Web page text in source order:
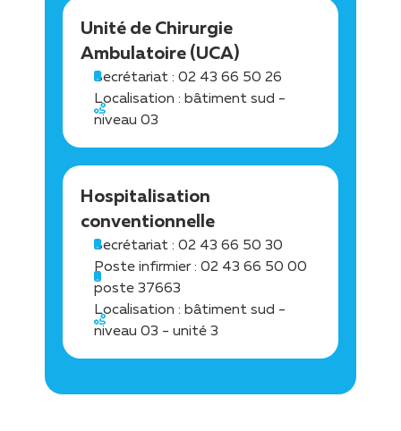
Unité de Chirurgie
Ambulatoire (UCA)
Secrétariat : 02 43 66 50 26
Localisation : bâtiment sud -
niveau 03
Hospitalisation
conventionnelle
Secrétariat : 02 43 66 50 30
Poste infirmier : 02 43 66 50 00
poste 37663
Localisation : bâtiment sud -
niveau 03 - unité 3